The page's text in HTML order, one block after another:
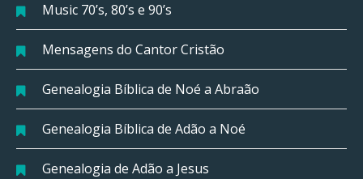
Music 70’s, 80’s e 90’s
Mensagens do Cantor Cristão
Genealogia Bíblica de Noé a Abraão
Genealogia Bíblica de Adão a Noé
Genealogia de Adão a Jesus